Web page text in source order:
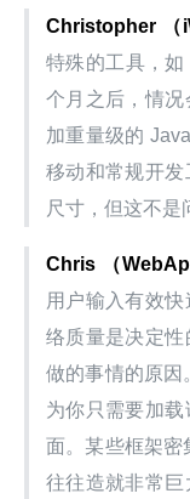
Christopher （
特殊的工具，
个月之后，情
加重量级的
移动和常规开
尺寸，但这不是
Chris （
用户输入有效
络质量是决定
做的事情的原因
为你只需要加
面。某些框架密
往往造就非常